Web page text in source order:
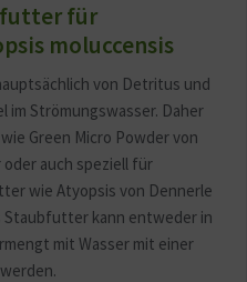
für
moluccensis
von Detritus und
im Strömungswasser. Daher
Green Micro Powder von
oder auch speziell für
wie Atyopsis von Dennerle
Staubfutter kann entweder in
mit Wasser mit einer